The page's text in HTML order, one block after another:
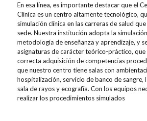
En esa línea, es importante destacar que el
Clínica es un centro altamente tecnológico,
simulación clínica en las carreras de salud
sede. Nuestra institución adopta la
metodología de enseñanza y aprendizaje, y
asignaturas de carácter teórico-práctico, que
correcta adquisición de competencias
que nuestro centro tiene salas con
hospitalización, servicio de banco de
sala de rayos y ecografía. Con los equipos
realizar los procedimientos simulados